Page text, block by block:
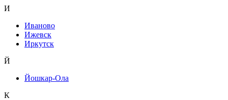
И
Иваново
Ижевск
Иркутск
Й
Йошкар-Ола
К